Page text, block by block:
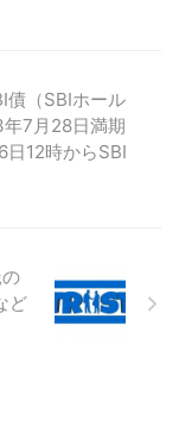
債（SBIホール
7月28日満期
日12時からSBI
ど